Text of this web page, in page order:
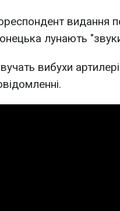
видання
лунають
вибухи